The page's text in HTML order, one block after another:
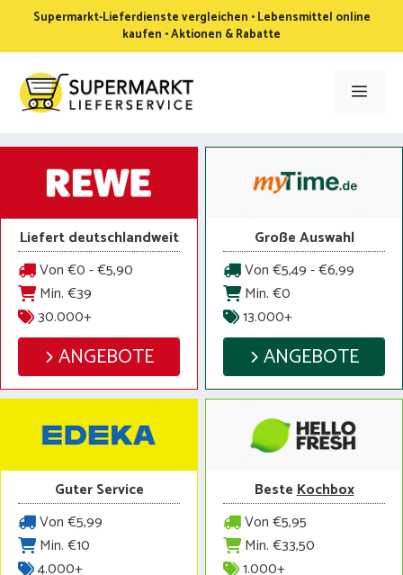
springen
Supermarkt-Lieferdienste vergleichen • Lebensmittel online
kaufen • Aktionen & Rabatte
Menü
Liefert deutschlandweit
Von €0 - €5,90
Min. €39
30.000+
ANGEBOTE
Große Auswahl
Von €5,49 - €6,99
Min. €0
13.000+
ANGEBOTE
Guter Service
Von €5,99
Min. €10
4.000+
BesteKochbox
Von €5,95
Min. €33,50
1.000+